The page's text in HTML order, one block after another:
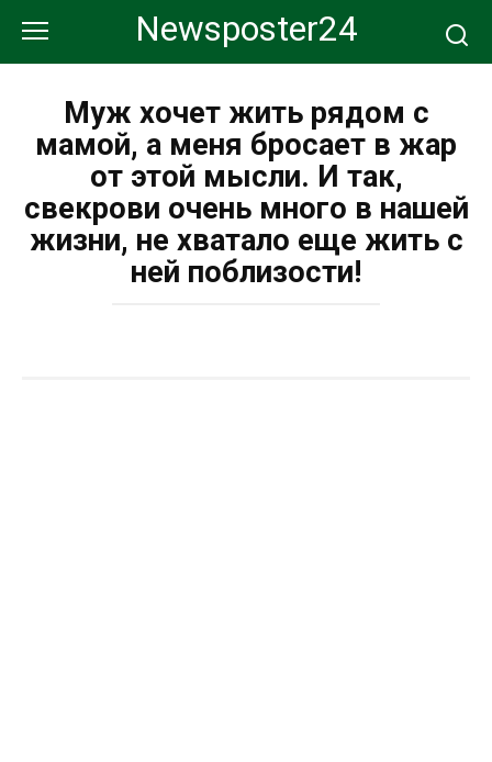
контенту
Newsposter24
Муж хочет жить рядом с
мамой, а меня бросает в жар
от этой мысли. И так,
свекрови очень много в нашей
жизни, не хватало еще жить с
ней поблизости!